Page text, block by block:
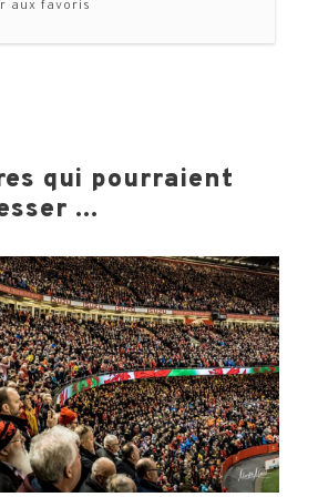
aux favoris
le XV de France !
voyage comprend
aller / retour
aériennes et de sécurité
qui pourraient
...